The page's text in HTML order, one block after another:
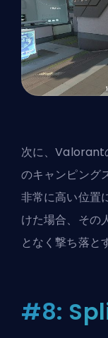
次に、Valorant
のキャンピング
非常に高い位置
けた場合、その
となく撃ち落と
#8: